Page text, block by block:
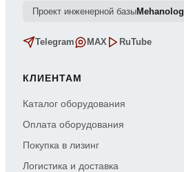
Проект инженерной базыMehanolog
Telegram MAX RuTube
КЛИЕНТАМ
Каталог оборудования
Оплата оборудования
Покупка в лизинг
Логистика и доставка